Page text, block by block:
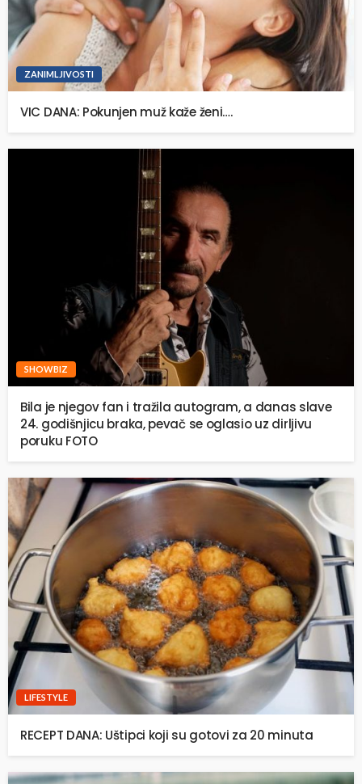
ZANIMLJIVOSTI
VIC DANA: Pokunjen muž kaže ženi….
SHOWBIZ
Bila je njegov fan i tražila autogram, a danas slave
24. godišnjicu braka, pevač se oglasio uz dirljivu
poruku FOTO
LIFESTYLE
RECEPT DANA: Uštipci koji su gotovi za 20 minuta